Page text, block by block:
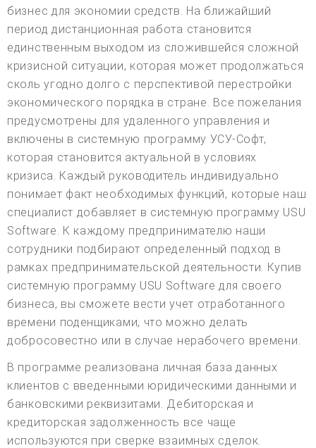
бизнес для экономии средств. На ближайший
период дистанционная работа становится
единственным выходом из сложившейся сложной
кризисной ситуации, которая может продолжаться
сколь угодно долго с перспективой перестройки
экономического порядка в стране. Все пожелания
предусмотрены для удаленного управления и
включены в системную программу УСУ-Софт,
которая становится актуальной в условиях
кризиса. Каждый руководитель индивидуально
понимает факт необходимых функций, которые наш
специалист добавляет в системную программу USU
Software. К каждому предпринимателю наши
сотрудники подбирают определенный подход в
рамках предпринимательской деятельности. Купив
системную программу USU Software для своего
бизнеса, вы сможете вести учет отработанного
времени поденщиками, что можно делать
добросовестно или в случае нерабочего времени.
В программе реализована личная база данных
клиентов с введенными юридическими данными и
банковскими реквизитами. Дебиторская и
кредиторская задолженность все чаще
используются при сверке взаимных сделок.